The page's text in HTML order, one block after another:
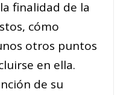
finalidad de la
cómo
otros puntos
en ella.
de su